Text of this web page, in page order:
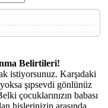
Belirtileri!
istiyorsunuz. Karşıdaki
şıpsevdi gönlünüz
çocuklarınızın babası
hislerinizin arasında